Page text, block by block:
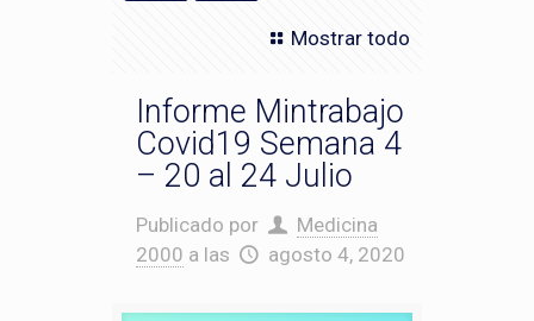
Mostrar todo
Informe Mintrabajo
Covid19 Semana 4
– 20 al 24 Julio
Publicado por
Medicina
2000 a las agosto 4, 2020